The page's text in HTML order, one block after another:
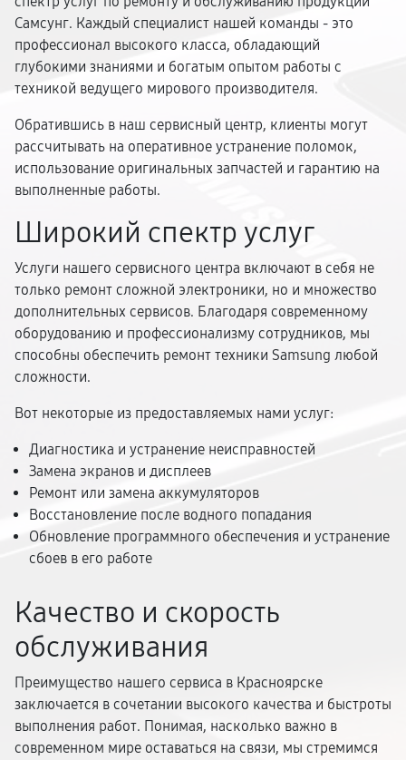
Самсунг. Каждый специалист нашей команды - это
профессионал высокого класса, обладающий
глубокими знаниями и богатым опытом работы с
техникой ведущего мирового производителя.
Обратившись в наш сервисный центр, клиенты могут
рассчитывать на оперативное устранение поломок,
использование оригинальных запчастей и гарантию на
выполненные работы.
Широкий спектр услуг
Услуги нашего сервисного центра включают в себя не
только ремонт сложной электроники, но и множество
дополнительных сервисов. Благодаря современному
оборудованию и профессионализму сотрудников, мы
способны обеспечить ремонт техники Samsung любой
сложности.
Вот некоторые из предоставляемых нами услуг:
Диагностика и устранение неисправностей
Замена экранов и дисплеев
Ремонт или замена аккумуляторов
Восстановление после водного попадания
Обновление программного обеспечения и устранение
сбоев в его работе
Качество и скорость
обслуживания
Преимущество нашего сервиса в Красноярске
заключается в сочетании высокого качества и быстроты
выполнения работ. Понимая, насколько важно в
современном мире оставаться на связи, мы стремимся